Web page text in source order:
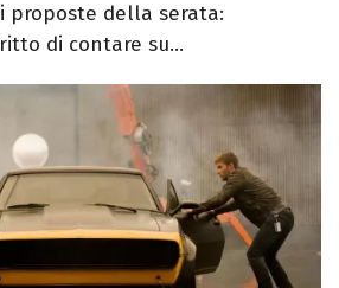
proposte della serata:
di contare su...